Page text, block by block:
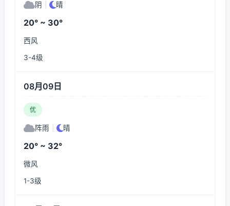
阴 晴
20° ~ 30°
西风
3-4级
08月09日
优
阵雨 晴
20° ~ 32°
微风
1-3级